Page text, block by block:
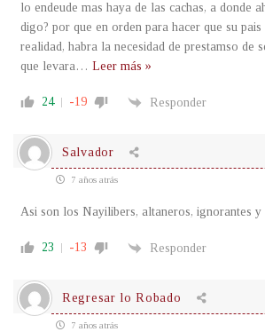
lo endeude mas haya de las cachas, a donde
digo? por que en orden para hacer que su
realidad, habra la necesidad de prestamso de
que levara… Leer más »
24 -19 Responder
Salvador
7 años atrás
Asi son los Nayilibers, altaneros, ignorantes
23 -13 Responder
Regresar lo Robado
7 años atrás